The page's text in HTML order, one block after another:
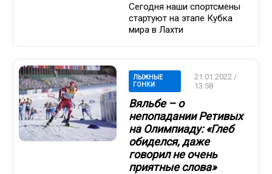
Сегодня наши спортсмены
стартуют на этапе Кубка
мира в Лахти
ЛЫЖНЫЕ
ГОНКИ
21.01.2022 /
13:58
Вяльбе – о
непопадании Ретивых
на Олимпиаду: «Глеб
обиделся, даже
говорил не очень
приятные слова»